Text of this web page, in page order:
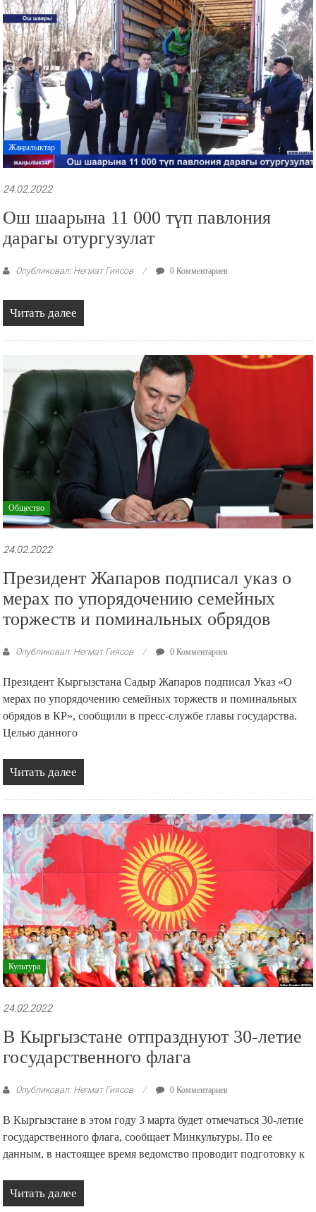
Жаңылыктар
24.02.2022
Ош шаарына 11 000 түп павлония
дарагы отургузулат
Опубликовал: Негмат Гиясов 0 Комментариев
Читать далее
Общество
24.02.2022
Президент Жапаров подписал указ о
мерах по упорядочению семейных
торжеств и поминальных обрядов
Опубликовал: Негмат Гиясов 0 Комментариев
Президент Кыргызстана Садыр Жапаров подписал Указ «О
мерах по упорядочению семейных торжеств и поминальных
обрядов в КР», сообщили в пресс-службе главы государства.
Целью данного
Читать далее
Культура
24.02.2022
В Кыргызстане отпразднуют 30-летие
государственного флага
Опубликовал: Негмат Гиясов 0 Комментариев
В Кыргызстане в этом году 3 марта будет отмечаться 30-летие
государственного флага, сообщает Минкультуры. По ее
данным, в настоящее время ведомство проводит подготовку к
Читать далее